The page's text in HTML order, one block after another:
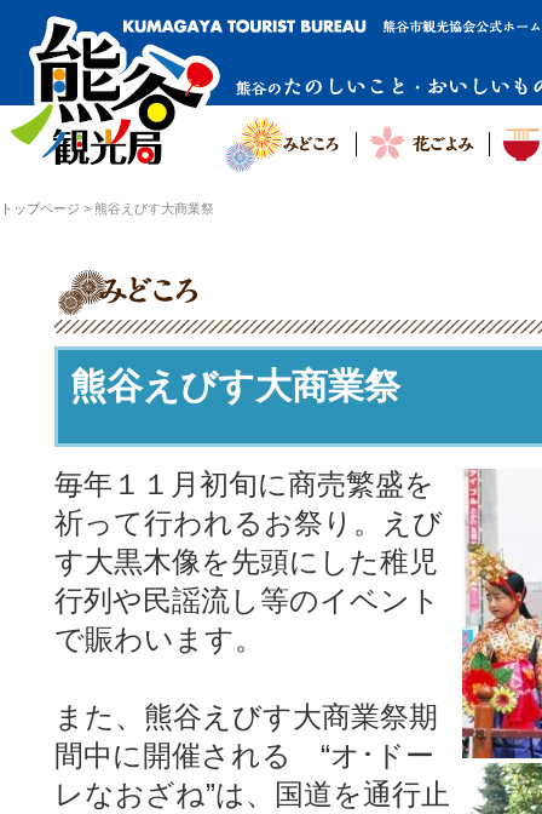
トップページ > 熊谷えびす大商業祭
熊谷えびす大商業祭
毎年１１月初旬に商売繁盛を
祈って行われるお祭り。えび
す大黒木像を先頭にした稚児
行列や民謡流し等のイベント
で賑わいます。
また、熊谷えびす大商業祭期
間中に開催される “オ･ドー
レなおざね”は、国道を通行止